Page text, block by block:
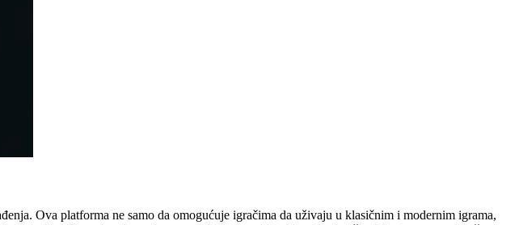
Ova platforma ne samo da omogućuje igračima da uživaju u klasičnim i modernim igrama,